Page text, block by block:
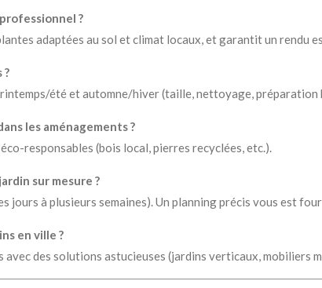
?
adaptées au sol et climat locaux, et garantit un rendu
?
été et automne/hiver (taille, nettoyage, préparation
les aménagements ?
responsables (bois local, pierres recyclées, etc.).
sur mesure ?
jours à plusieurs semaines). Un planning précis vous est
en ville ?
avec des solutions astucieuses (jardins verticaux, mobiliers